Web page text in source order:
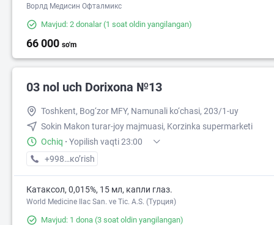
Ворлд Медисин Офталмикс
Mavjud: 2 donalar(1 soat oldin yangilangan)
66 000 so'm
03 nol uch Dorixona №13
Toshkent, Bog‘zor MFY, Namunali ko‘chasi, 203/1-uy
Sokin Makon turar-joy majmuasi, Korzinka supermarketi
Ochiq · Yopilish vaqti 23:00
+998 (77) XXX-XX-XX
кo’rish
Катаксол, 0,015%, 15 мл, капли глаз.
World Medicine Ilac San. ve Tic. A.S. (Турция)
Mavjud: 1 dona (3 soat oldin yangilangan)